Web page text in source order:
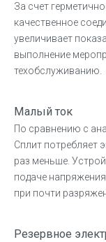
За счет
качественное
увеличивает
выполнение
техобслуживанию.
Малый ток
По сравнению с
Сплит потребляет
раз меньше.
подаче
при почти
Резервное